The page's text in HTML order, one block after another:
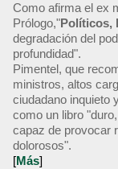
Como afirma el ex
Prólogo,"Políticos,
degradación del
profundidad".
Pimentel, que
ministros, altos
ciudadano inquieto
como un libro
capaz de provocar
dolorosos".
[Más]